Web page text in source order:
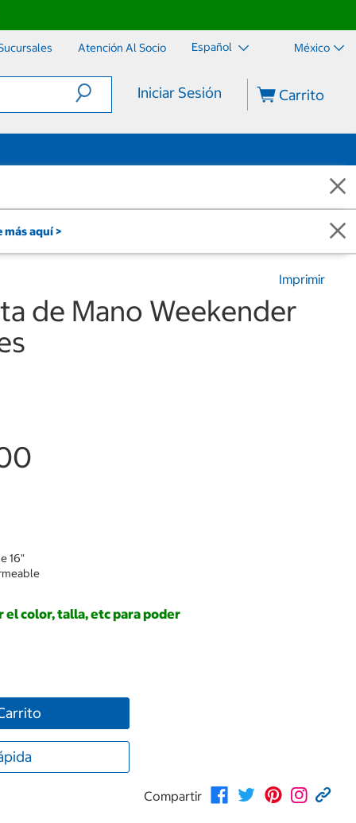
Atención Al Socio Español México
Iniciar Sesión Carrito
más aquí >
Imprimir
de Mano Weekender
16"
color, talla, etc para poder
Compartir